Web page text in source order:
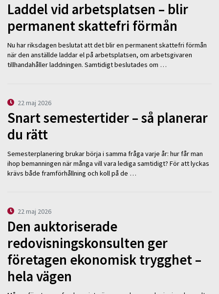
Laddel vid arbetsplatsen – blir
permanent skattefri förmån
Nu har riksdagen beslutat att det blir en permanent skattefri förmån
när den anställde laddar el på arbetsplatsen, om arbetsgivaren
tillhandahåller laddningen. Samtidigt beslutades om …
22 maj 2026
Snart semestertider – så planerar
du rätt
Semesterplanering brukar börja i samma fråga varje år: hur får man
ihop bemanningen när många vill vara lediga samtidigt? För att lyckas
krävs både framförhållning och koll på de …
22 maj 2026
Den auktoriserade
redovisningskonsulten ger
företagen ekonomisk trygghet –
hela vägen